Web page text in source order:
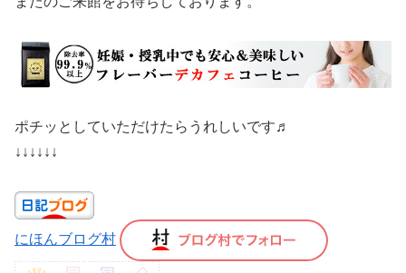
ポチッとしていただけたらうれしいです♬
↓↓↓↓↓↓
にほんブログ村